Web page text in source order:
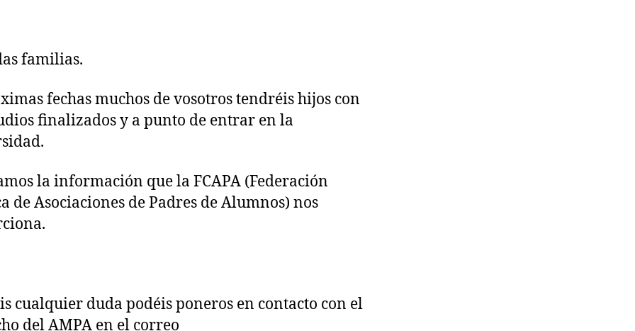
familias.
fechas muchos de vosotros tendréis hijos con
finalizados y a punto de entrar en la
la información que la FCAPA (Federación
de Asociaciones de Padres de Alumnos) nos
cualquier duda podéis poneros en contacto con el
del AMPA en el correo